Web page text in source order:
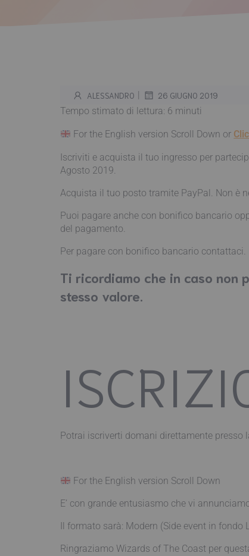
ALESSANDRO | 26 GIUGNO 2019
Tempo stimato di lettura: 6 minuti
For the English version Scroll Down or
Iscriviti e acquista il tuo ingresso per
Agosto 2019.
Acquista il tuo posto tramite PayPal. Non è
Puoi pagare anche con bonifico bancario
del pagamento.
Per pagare con bonifico bancario contattaci.
Ti ricordiamo che in caso non
stesso valore.
Potrai iscriverti domani direttamente presso
For the English version Scroll Down
E’ con grande entusiasmo che vi
Il formato sarà: Modern (Side event in
Ringraziamo Wizards of The Coast per